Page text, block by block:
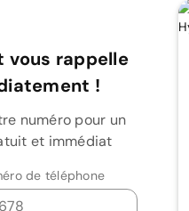
vous rappelle
!
numéro pour un
et immédiat
de téléphone